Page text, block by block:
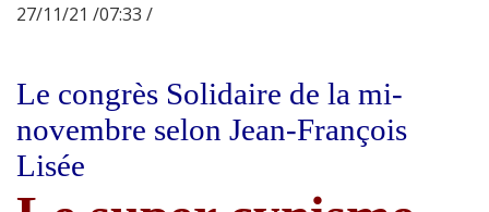
27/11/21 /07:33 /
Le congrès Solidaire de la mi-
novembre selon Jean-François
Lisée